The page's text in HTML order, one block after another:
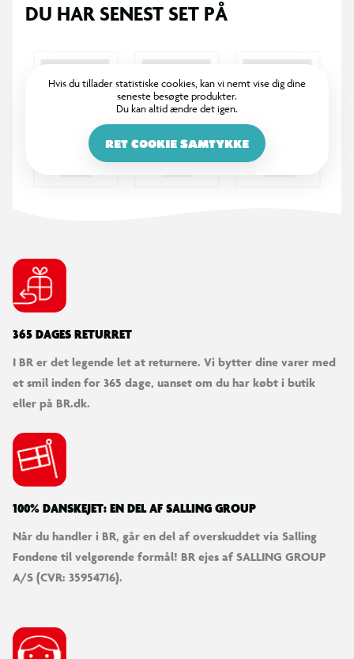
Egenskaber
Designet til twin markers og tilsvarende tusser
Giver overblik og nem adgang til farver
Stabil konstruktion i let materiale
arbejdsstation
DU HAR SENEST SET PÅ
Hvis du tillader statistiske cookies, kan vi nemt vise dig dine
seneste besøgte produkter.
Du kan altid ændre det igen.
RET COOKIE SAMTYKKE
365 DAGES RETURRET
I BR er det legende let at returnere. Vi bytter dine varer med
et smil inden for 365 dage, uanset om du har købt i butik
eller på BR.dk.
100% DANSKEJET: EN DEL AF SALLING GROUP
Når du handler i BR, går en del af overskuddet via Salling
Fondene til velgørende formål! BR ejes af SALLING GROUP
A/S (CVR: 35954716).